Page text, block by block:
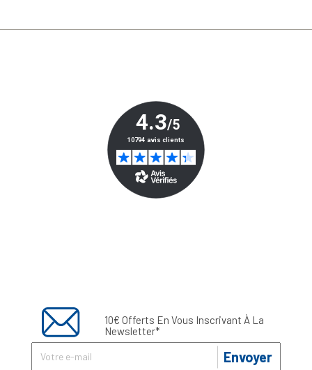
10€ Offerts En Vous Inscrivant À La
Newsletter*
Envoyer